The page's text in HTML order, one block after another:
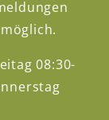
08:30-